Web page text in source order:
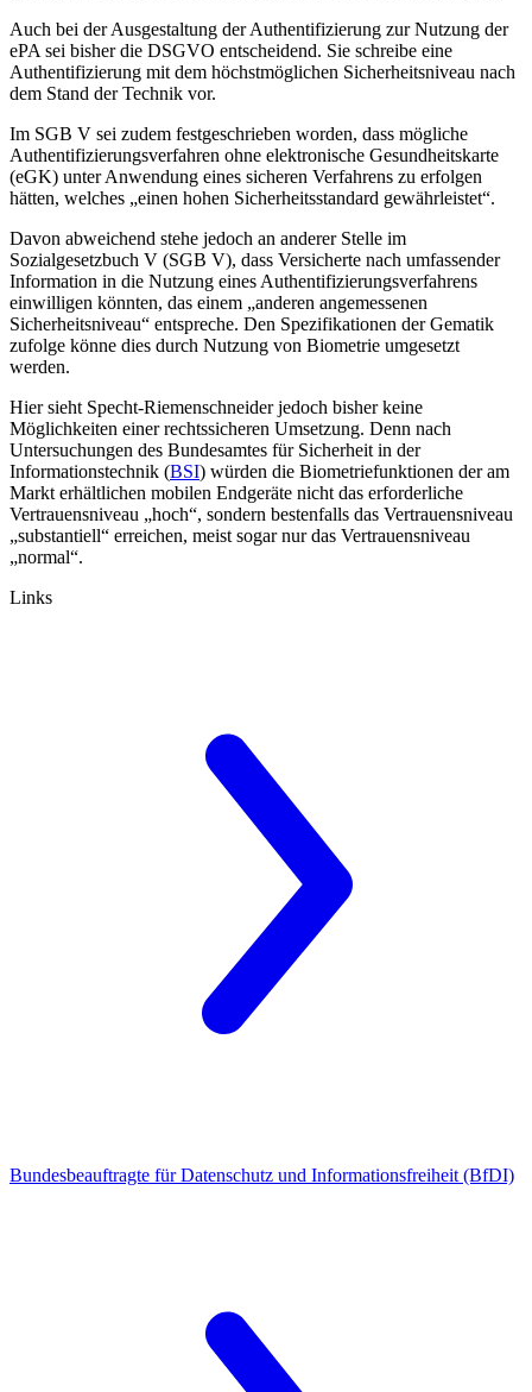
Auch bei der Ausgestaltung der Authentifizierung zur Nutzung der
ePA sei bisher die DSGVO entscheidend. Sie schreibe eine
Authentifizierung mit dem höchstmög­lichen Sicherheitsniveau nach
dem Stand der Technik vor.
Im SGB V sei zudem festgeschrieben worden, dass mögliche
Authentifizierungsverfahren ohne elektronische Gesundheitskarte
(eGK) unter Anwendung eines sicheren Verfahrens zu erfolgen
hätten, welches „einen hohen Sicherheitsstandard gewährleis­tet“.
Davon abweichend stehe jedoch an anderer Stelle im
Sozialgesetzbuch V (SGB V), dass Versicherte nach umfassender
Information in die Nutzung eines Authentifizie­rungsverfahrens
einwilligen könnten, das einem „anderen angemessenen
Sicherheitsniveau“ entspreche. Den Spezifikationen der Gematik
zufolge könne dies durch Nutzung von Biometrie umgesetzt
werden.
Hier sieht Specht-Riemenschneider jedoch bisher keine
Möglichkeiten einer rechtssicheren Umsetzung. Denn nach
Untersuchungen des Bundesamtes für Sicherheit in der
Informationstechnik (BSI) würden die Biometrie­funktionen der am
Markt erhältlichen mobilen End­geräte nicht das erforderliche
Vertrauens­niveau „hoch“, sondern bestenfalls das Vertrauensniveau
„substantiell“ erreichen, meist sogar nur das Ver­trauensniveau
„normal“.
Links
Bundesbeauftragte für Datenschutz und Informationsfreiheit (BfDI)